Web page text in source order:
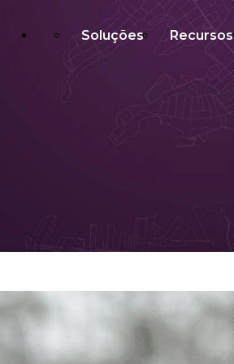
Soluções Recursos